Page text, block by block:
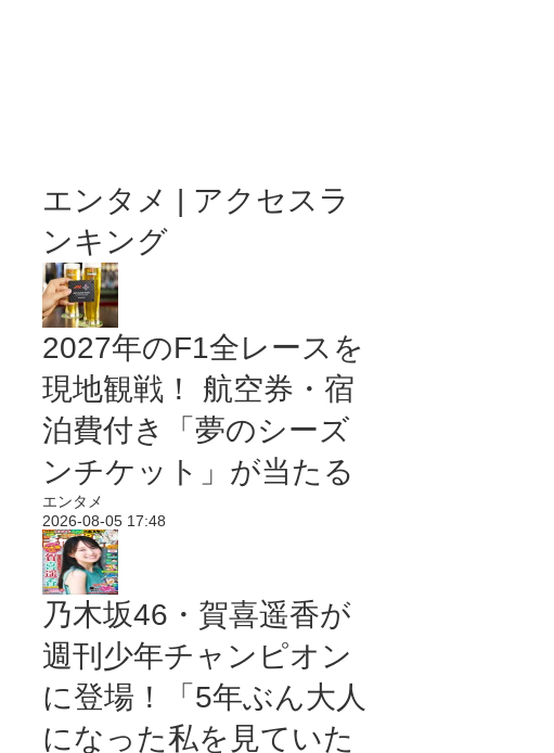
エンタメ | アクセスラ
ンキング
2027年のF1全レースを
現地観戦！ 航空券・宿
泊費付き「夢のシーズ
ンチケット」が当たる
エンタメ
2026-08-05 17:48
乃木坂46・賀喜遥香が
週刊少年チャンピオン
に登場！「5年ぶん大人
になった私を見ていた